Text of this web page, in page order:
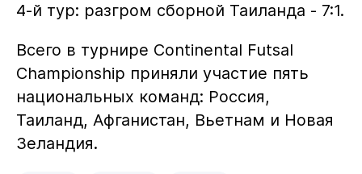
4-й тур: разгром сборной Таиланда - 7:1.
Всего в турнире Continental Futsal
Championship приняли участие пять
национальных команд: Россия,
Таиланд, Афганистан, Вьетнам и Новая
Зеландия.